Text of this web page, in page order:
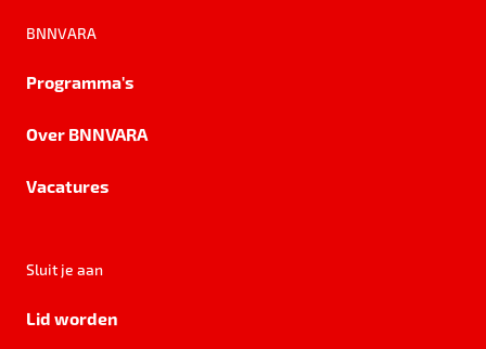
BNNVARA
Programma's
Over BNNVARA
Vacatures
Sluit je aan
Lid worden